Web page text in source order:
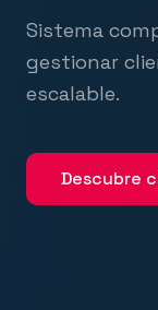
Sistema
gestionar
escalable.
Descubre